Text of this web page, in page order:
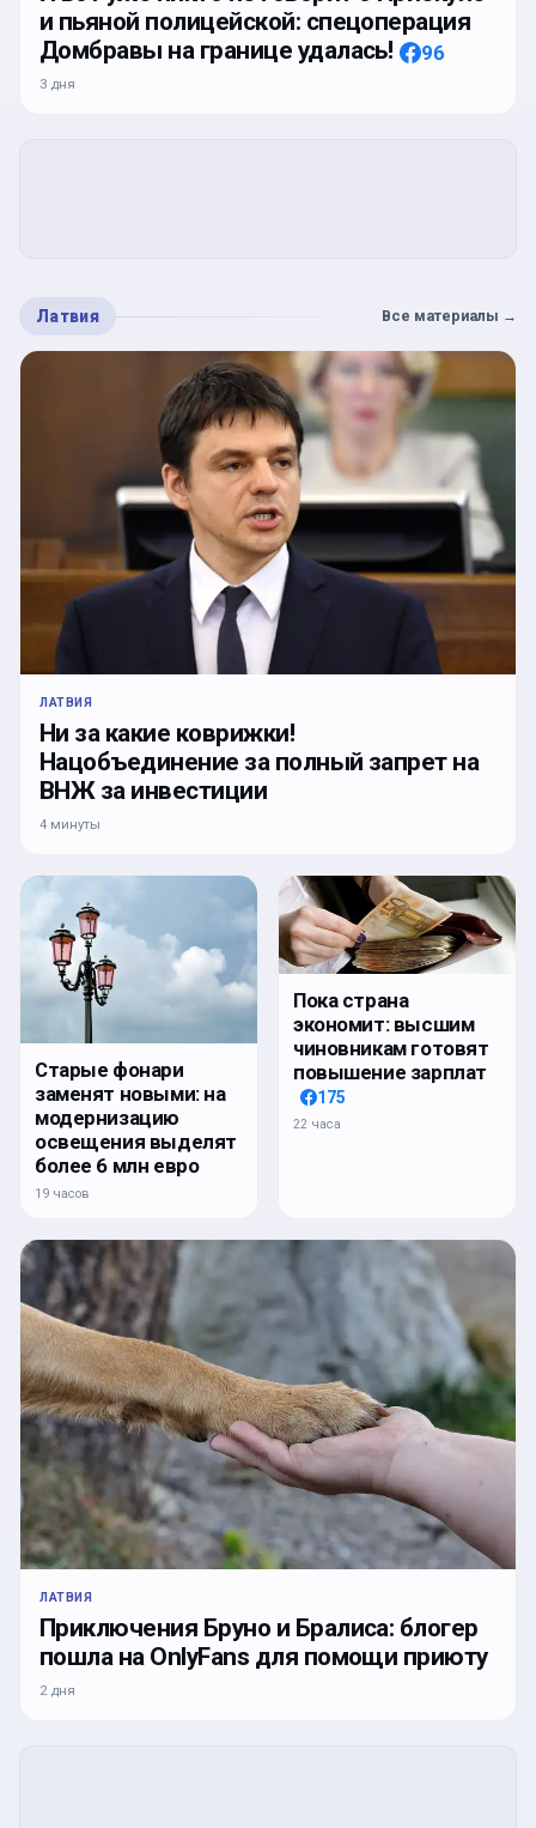
и пьяной полицейской: спецоперация
Домбравы на границе удалась!
96
3 дня
Латвия Все материалы →
ЛАТВИЯ
Ни за какие коврижки!
Нацобъединение за полный запрет на
ВНЖ за инвестиции
4 минуты
Старые фонари
заменят новыми: на
модернизацию
освещения выделят
более 6 млн евро
19 часов
Пока страна
экономит: высшим
чиновникам готовят
повышение зарплат
175
22 часа
ЛАТВИЯ
Приключения Бруно и Бралиса: блогер
пошла на OnlyFans для помощи приюту
2 дня